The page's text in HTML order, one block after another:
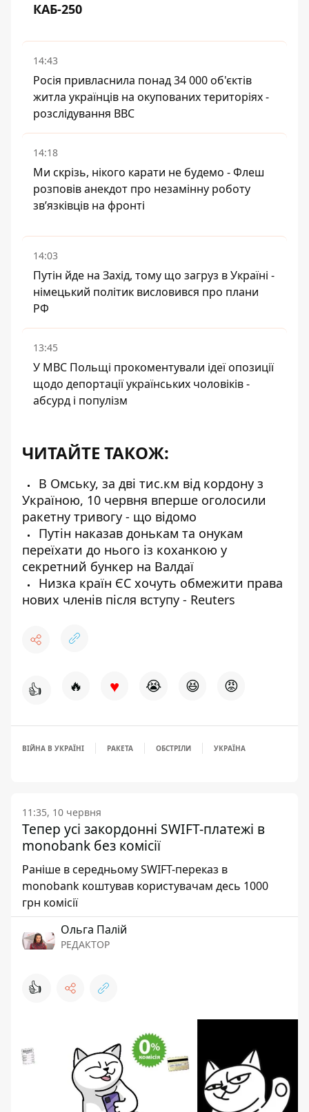
КАБ-250
14:43
Росія привласнила понад 34 000 об'єктів
житла українців на окупованих територіях -
розслідування BBC
14:18
Ми скрізь, нікого карати не будемо - Флеш
розповів анекдот про незамінну роботу
зв’язківців на фронті
14:03
Путін йде на Захід, тому що загруз в Україні -
німецький політик висловився про плани
РФ
13:45
У МВС Польщі прокоментували ідеї опозиції
щодо депортації українських чоловіків -
абсурд і популізм
ЧИТАЙТЕ ТАКОЖ:
В Омську, за дві тис.км від кордону з
Україною, 10 червня вперше оголосили
ракетну тривогу - що відомо
Путін наказав донькам та онукам
переїхати до нього із коханкою у
секретний бункер на Валдаї
Низка країн ЄС хочуть обмежити права
нових членів після вступу - Reuters
👍 🔥 ♥ 😭 😆 😡
ВІЙНА В УКРАЇНІ РАКЕТА ОБСТРІЛИ УКРАЇНА
11:35, 10 червня
Тепер усі закордонні SWIFT-платежі в
monobank без комісії
Раніше в середньому SWIFT-переказ в
monobank коштував користувачам десь 1000
грн комісії
Ольга Палій
РЕДАКТОР
👍